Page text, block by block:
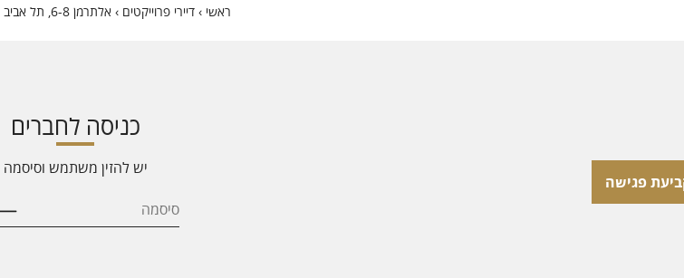
ראשי ›דיירי פרוייקטים ›אלתרמן 6-8, תל אביב - דירות טיפוסיות
כניסה לחברים
יש להזין משתמש וסיסמה
פגישה